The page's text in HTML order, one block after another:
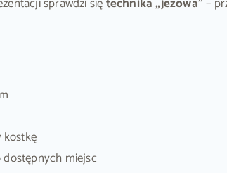
kostkę
miejsc